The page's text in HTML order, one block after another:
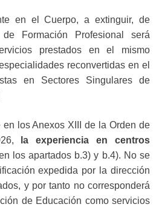
en el Cuerpo, a extinguir, de
de Formación Profesional será
prestados en el mismo
reconvertidas en el
en Sectores Singulares de
los Anexos XIII de la Orden de
la experiencia en centros
los apartados b.3) y b.4). No se
expedida por la dirección
y por tanto no corresponderá
de Educación como servicios